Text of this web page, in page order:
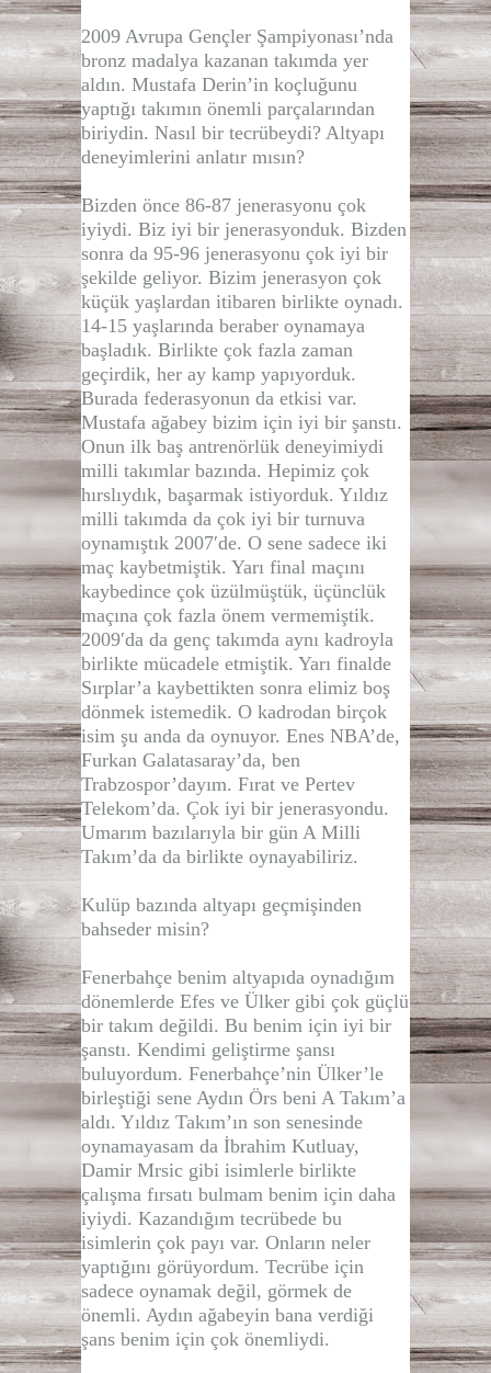
2009 Avrupa Gençler Şampiyonası’nda
bronz madalya kazanan takımda yer
aldın. Mustafa Derin’in koçluğunu
yaptığı takımın önemli parçalarından
biriydin. Nasıl bir tecrübeydi? Altyapı
deneyimlerini anlatır mısın?
Bizden önce 86-87 jenerasyonu çok
iyiydi. Biz iyi bir jenerasyonduk. Bizden
sonra da 95-96 jenerasyonu çok iyi bir
şekilde geliyor. Bizim jenerasyon çok
küçük yaşlardan itibaren birlikte oynadı.
14-15 yaşlarında beraber oynamaya
başladık. Birlikte çok fazla zaman
geçirdik, her ay kamp yapıyorduk.
Burada federasyonun da etkisi var.
Mustafa ağabey bizim için iyi bir şanstı.
Onun ilk baş antrenörlük deneyimiydi
milli takımlar bazında. Hepimiz çok
hırslıydık, başarmak istiyorduk. Yıldız
milli takımda da çok iyi bir turnuva
oynamıştık 2007′de. O sene sadece iki
maç kaybetmiştik. Yarı final maçını
kaybedince çok üzülmüştük, üçünclük
maçına çok fazla önem vermemiştik.
2009′da da genç takımda aynı kadroyla
birlikte mücadele etmiştik. Yarı finalde
Sırplar’a kaybettikten sonra elimiz boş
dönmek istemedik. O kadrodan birçok
isim şu anda da oynuyor. Enes NBA’de,
Furkan Galatasaray’da, ben
Trabzospor’dayım. Fırat ve Pertev
Telekom’da. Çok iyi bir jenerasyondu.
Umarım bazılarıyla bir gün A Milli
Takım’da da birlikte oynayabiliriz.
Kulüp bazında altyapı geçmişinden
bahseder misin?
Fenerbahçe benim altyapıda oynadığım
dönemlerde Efes ve Ülker gibi çok güçlü
bir takım değildi. Bu benim için iyi bir
şanstı. Kendimi geliştirme şansı
buluyordum. Fenerbahçe’nin Ülker’le
birleştiği sene Aydın Örs beni A Takım’a
aldı. Yıldız Takım’ın son senesinde
oynamayasam da İbrahim Kutluay,
Damir Mrsic gibi isimlerle birlikte
çalışma fırsatı bulmam benim için daha
iyiydi. Kazandığım tecrübede bu
isimlerin çok payı var. Onların neler
yaptığını görüyordum. Tecrübe için
sadece oynamak değil, görmek de
önemli. Aydın ağabeyin bana verdiği
şans benim için çok önemliydi.